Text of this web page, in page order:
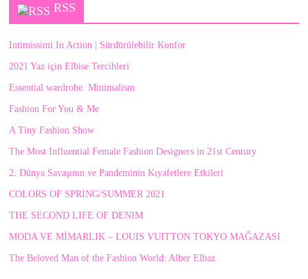
RSS
Intimissimi In Action | Sürdürülebilir Konfor
2021 Yaz için Elbise Tercihleri
Essential wardrobe. Minimalism
Fashion For You & Me
A Tiny Fashion Show
The Most Influential Female Fashion Designers in 21st Century
2. Dünya Savaşının ve Pandeminin Kıyafetlere Etkileri
COLORS OF SPRING/SUMMER 2021
THE SECOND LIFE OF DENIM
MODA VE MİMARLIK – LOUIS VUITTON TOKYO MAĞAZASI
The Beloved Man of the Fashion World: Alber Elbaz